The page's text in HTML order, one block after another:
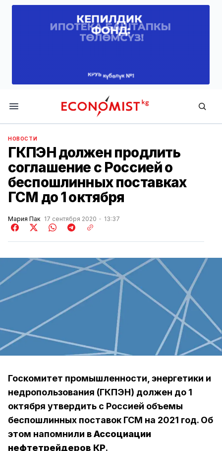
Economist.kg
НОВОСТИ
ГКПЭН должен продлить
соглашение с Россией о
беспошлинных поставках
ГСМ до 1 октября
Мария Пак 17 сентября 2020 13:37
Госкомитет промышленности, энергетики и
недропользования (ГКПЭН) должен до 1
октября утвердить с Россией объемы
беспошлинных поставок ГСМ на 2021 год. Об
этом напомнили вАссоциации
нефтетрейдеров КР.